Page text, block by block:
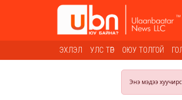
ЭХЛЭЛ УЛС ТӨР ОЮУ ТОЛГОЙ
Энэ мэдээ